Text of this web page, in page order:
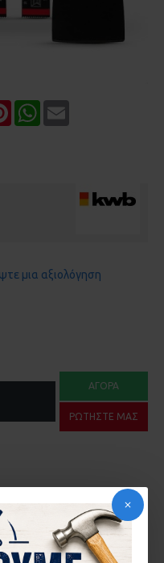
PinterestWhatsApp
μια αξιολόγηση
ΑΓΟΡΆ
ΡΩΤΉΣΤΕ ΜΑΣ